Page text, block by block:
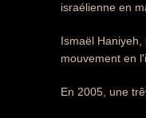
israélienne en
Ismaël
mouvement en
En 2005, une